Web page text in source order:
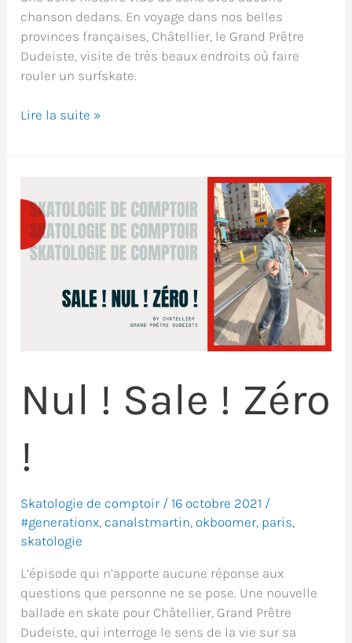
chanson dedans. En voyage dans nos belles
provinces françaises, Châtellier, le Grand Prêtre
Dudeiste, visite de très beaux endroits où faire
rouler un surfskate.
Le
Lire la suite »
Nul ! Sale ! Zéro
!
Skatologie de comptoir /16 octobre 2021 /
#generationx, canalstmartin, okboomer, paris,
skatologie
L’épisode qui n’apporte aucune réponse aux
questions que personne ne se pose. Une nouvelle
ballade en skate pour Châtellier, Grand Prêtre
Dudeiste, qui interroge le sens de la vie sur sa